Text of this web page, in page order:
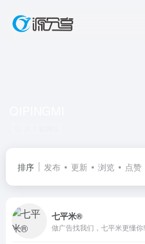
排序 发布 更新 浏览 点赞
七平米®
做广告找我们，七平米更懂你!